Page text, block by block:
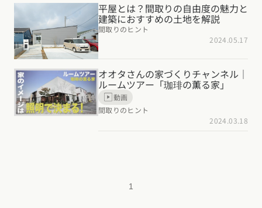
平屋とは？間取りの自由度の魅力と
建築におすすめの土地を解説
間取りのヒント
2024.05.17
オオタさんの家づくりチャンネル｜
ルームツアー「珈琲の薫る家」
動画
間取りのヒント
2024.03.18
1